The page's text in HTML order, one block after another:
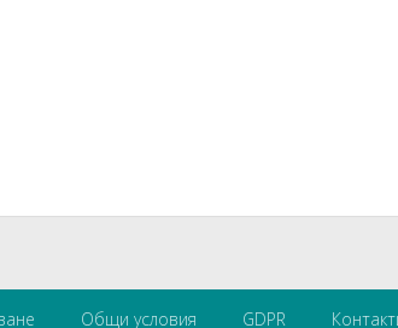
Общи условия GDPR